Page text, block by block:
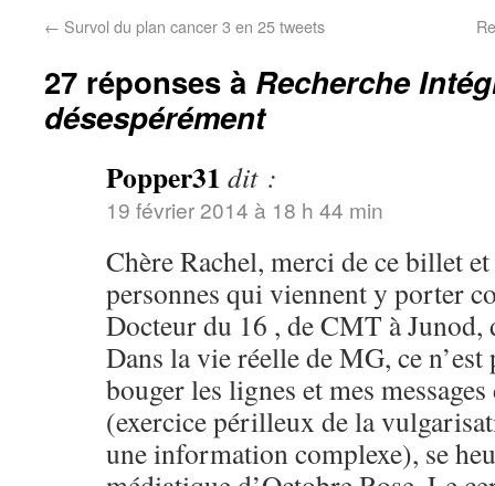
← Survol du plan cancer 3 en 25 tweets
27 réponses à Recherche
désespérément
Popper31 dit :
19 février 2014 à 18 h 44 min
Chère Rachel, merci de ce billet
personnes qui viennent y porter
Docteur du 16 , de CMT à
Dans la vie réelle de MG, ce
bouger les lignes et mes
(exercice périlleux de la
une information complexe), se